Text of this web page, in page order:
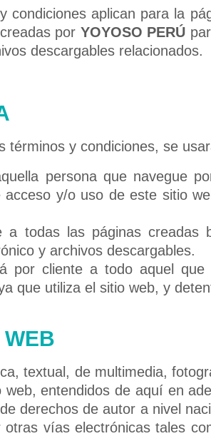
condiciones aplican para la
por YOYOSO PERÚ
descargables relacionados.
términos y condiciones, se
persona que navegue
acceso y/o uso de este sitio
a todas las páginas creadas
y archivos descargables.
por cliente a todo aquel
que utiliza el sitio web, y
WEB
textual, de multimedia,
entendidos de aquí en
derechos de autor a nivel
otras vías electrónicas tales